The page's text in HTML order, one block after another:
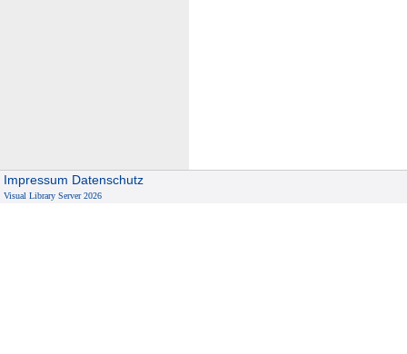
Impressum Datenschutz
Visual Library Server 2026